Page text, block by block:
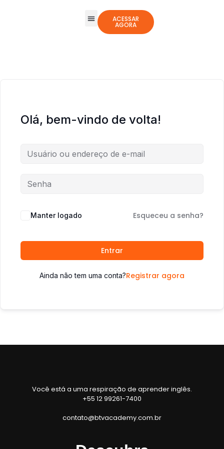
ACESSAR
AGORA
Olá, bem-vindo de volta!
Manter logado Esqueceu a senha?
Entrar
Ainda não tem uma conta?Registrar agora
Você está a uma respiração de aprender inglês.
+55 12 99261-7400
contato@btvacademy.com.br